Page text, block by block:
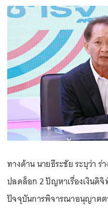
ทางด้าน นายธีระชัย ระบุว่า
ปลดล็อก 2 ปัญหาเรื่องเงินดิ
ปัจจุบันการพิจารณาอนุญาตต